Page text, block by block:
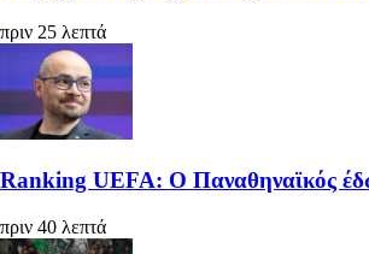
πριν 25 λεπτά
Ranking UEFA: Ο Παναθηναϊκός
πριν 40 λεπτά